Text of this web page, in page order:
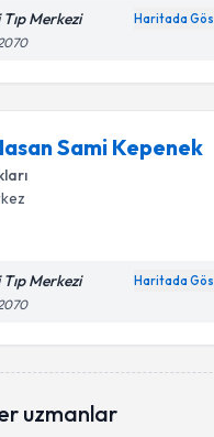
Merkezi Haritada
Sami Kepenek
Merkezi Haritada
uzmanlar